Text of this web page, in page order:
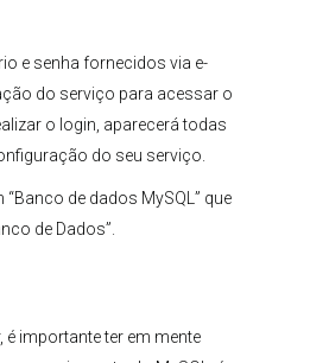
e senha fornecidos via e-
do serviço para acessar o
o login, aparecerá todas
do seu serviço.
“Banco de dados MySQL” que
de Dados”.
é importante ter em mente